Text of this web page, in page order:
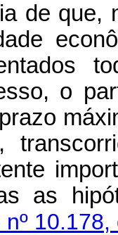
de que,
o
as
nº